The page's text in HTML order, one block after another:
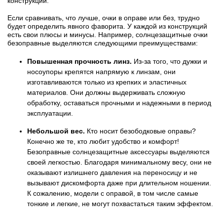
Если сравнивать, что лучше, очки в оправе или без, трудно
будет определить явного фаворита. У каждой из конструкций
есть свои плюсы и минусы. Например, солнцезащитные очки
безоправные выделяются следующими преимуществами:
Повышенная прочность линз. Из-за того, что дужки и
носоупоры крепятся напрямую к линзам, они
изготавливаются только из крепких и эластичных
материалов. Они должны выдерживать сложную
обработку, оставаться прочными и надежными в период
эксплуатации.
Небольшой вес. Кто носит безободковые оправы?
Конечно же те, кто любит удобство и комфорт!
Безоправные солнцезащитные аксессуары выделяются
своей легкостью. Благодаря минимальному весу, они не
оказывают излишнего давления на переносицу и не
вызывают дискомфорта даже при длительном ношении.
К сожалению, модели с оправой, в том числе самые
тонкие и легкие, не могут похвастаться таким эффектом.